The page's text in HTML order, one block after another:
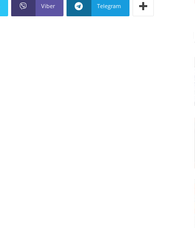
Viber Telegram